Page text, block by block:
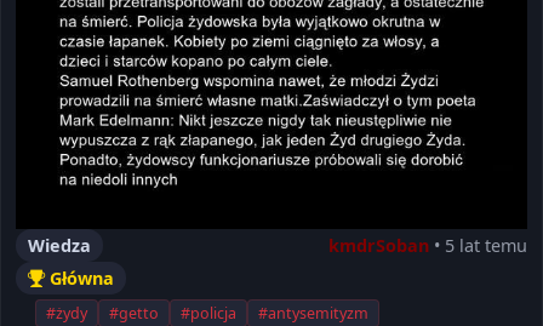
Wiedza kmdrSoban • 5 lat temu
Główna
#żydy #getto #policja #antysemityzm